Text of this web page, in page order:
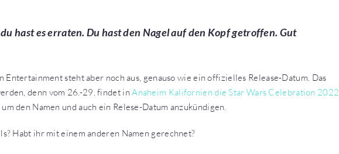
hast es erraten. Du hast den Nagel auf den Kopf getroffen. Gut
steht aber noch aus, genauso wie ein offizielles Release-Datum. Das
denn vom 26.-29. findet inAnaheim Kalifornien die Star Wars Celebration 2022
den Namen und auch ein Relese-Datum anzukündigen.
Habt ihr mit einem anderen Namen gerechnet?